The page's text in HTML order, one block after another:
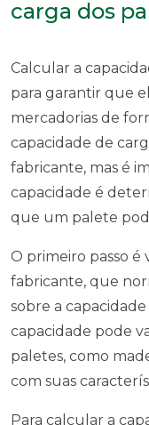
carga dos
Calcular a
para garantir que
mercadorias de
capacidade de
fabricante, mas é
capacidade é
que um palete
O primeiro passo é
fabricante, que
sobre a capacidade
capacidade pode
paletes, como
com suas
Para calcular a